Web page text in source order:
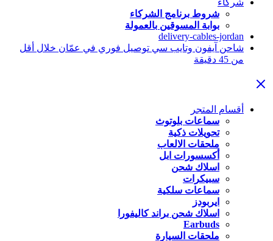
شركاء
شروط برنامج الشركاء
بوابة المسوقين بالعمولة
delivery-cables-jordan
شاحن آيفون وتايب سي توصيل فوري في عمّان خلال أقل
من 45 دقيقة
أقسام المتجر
سماعات بلوتوث
تحويلات ذكية
ملحقات الالعاب
أكسسورات ابل
اسلاك شحن
سبيكرات
سماعات سلكية
ايربودز
اسلاك شحن براند كاليفورا
Earbuds
ملحقات السيارة